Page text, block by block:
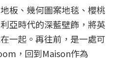
板、幾何圖案地毯、櫻桃
亞時代的深藍壁飾，將英
一起。再往前，是一處可
，回到Maison作為